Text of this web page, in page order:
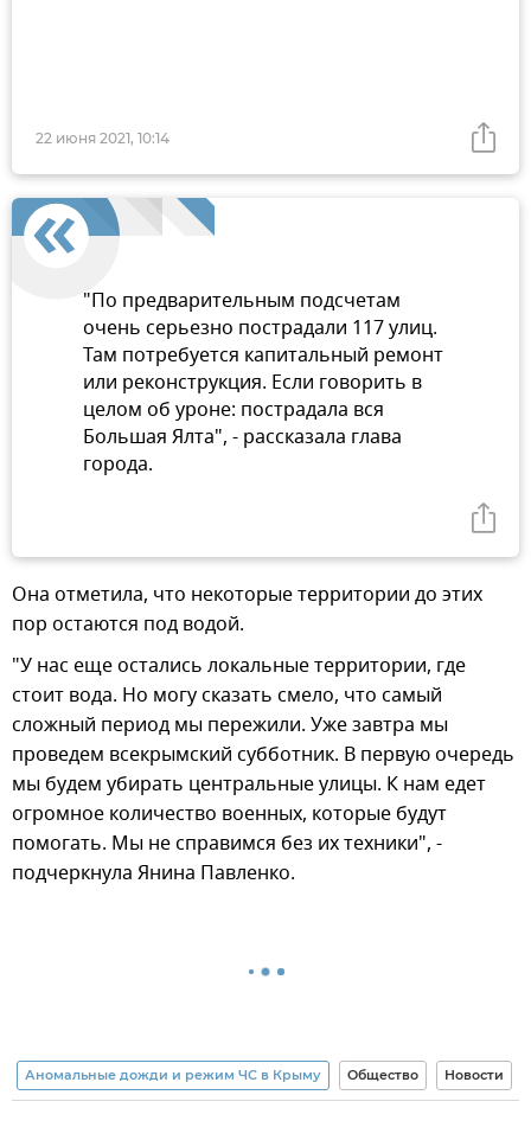
22 июня 2021, 10:14
"По предварительным подсчетам
очень серьезно пострадали 117 улиц.
Там потребуется капитальный ремонт
или реконструкция. Если говорить в
целом об уроне: пострадала вся
Большая Ялта", - рассказала глава
города.
Она отметила, что некоторые территории до этих
пор остаются под водой.
"У нас еще остались локальные территории, где
стоит вода. Но могу сказать смело, что самый
сложный период мы пережили. Уже завтра мы
проведем всекрымский субботник. В первую очередь
мы будем убирать центральные улицы. К нам едет
огромное количество военных, которые будут
помогать. Мы не справимся без их техники", -
подчеркнула Янина Павленко.
Аномальные дожди и режим ЧС в Крыму Общество Новости